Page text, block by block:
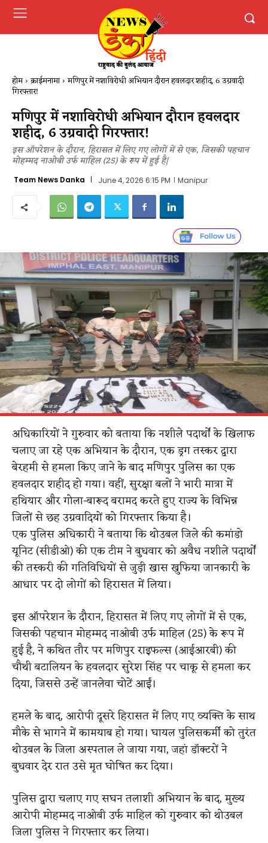
होम क्राईमनामा मणिपुर में नशाविरोधी अभियान दौरान हवलदार शहीद, 6 उग्रवादी
गिरफ्तार!
मणिपुर में नशाविरोधी अभियान दौरान हवलदार
शहीद, 6 उग्रवादी गिरफ्तार!
इस ऑपरेशन के दौरान, हिरासत में लिए गए लोगों में से एक, जिसकी पहचान
मोहम्मद नाओबी उर्फ ​​माहिल (25) के रूप में हुई है|
Team News Danka June 4, 2026 6:15 PM Manipur
अधिकारियों ने गुरुवार को बताया कि नशीले पदार्थों के खिलाफ
चलाए जा रहे एक अभियान के दौरान, एक ड्रग तस्कर द्वारा
बेरहमी से हमला किए जाने के बाद मणिपुर पुलिस का एक
हवलदार शहीद हो गया। वहीं, सुरक्षा बलों ने भारी मात्रा में
हथियार और गोला-बारूद बरामद करते हुए राज्य के विभिन्न
जिलों से छह उग्रवादियों को गिरफ्तार किया है।
एक पुलिस अधिकारी ने बताया कि थोउबल जिले की कमांडो
यूनिट (सीडीओ) की एक टीम ने बुधवार को अवैध नशीले पदार्थों
की तस्करी की गतिविधियों से जुड़ी खास खुफिया जानकारी के
आधार पर दो लोगों को हिरासत में लिया।
इस ऑपरेशन के दौरान, हिरासत में लिए गए लोगों में से एक,
जिसकी पहचान मोहम्मद नाओबी उर्फ ​​माहिल (25) के रूप में
हुई है, ने कथित तौर पर मणिपुर राइफल्स (आईआरबी) की
चौथी बटालियन के हवलदार सुरेश सिंह पर चाकू से हमला कर
दिया, जिससे उन्हें जानलेवा चोटें आईं।
हमले के बाद, आरोपी दूसरे हिरासत में लिए गए व्यक्ति के साथ
मौके से भागने में कामयाब हो गया। घायल पुलिसकर्मी को तुरंत
थोउबल के जिला अस्पताल ले जाया गया, जहां डॉक्टरों ने
बुधवार देर रात उसे मृत घोषित कर दिया।
पुलिस द्वारा चलाए गए सघन तलाशी अभियान के बाद, मुख्य
आरोपी मोहम्मद नाओबी उर्फ ​​माहिल को गुरुवार को थोउबल
जिला पुलिस ने गिरफ्तार कर लिया।